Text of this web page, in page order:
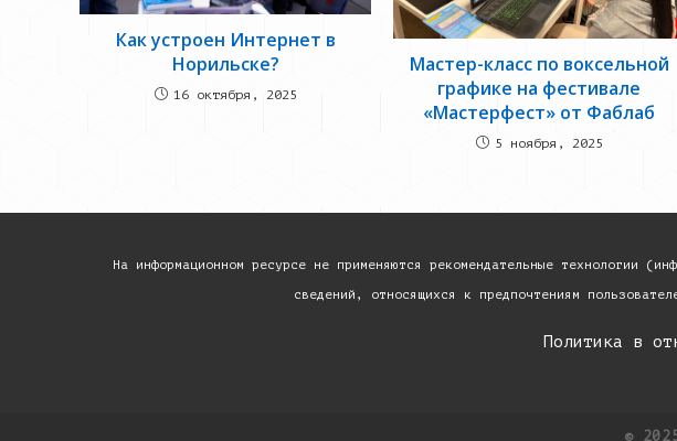
Как устроен Интернет в
Норильске?
16 октября, 2025
Мастер-класс по воксельной
графике на фестивале
«Мастерфест» от Фаблаб
5 ноября, 2025
На информационном ресурсе не применяются рекомендательные технологии
сведений, относящихся к предпочтениям
Политика в
©